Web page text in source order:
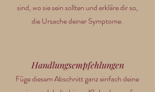
sind, wo sie sein sollten und erkläre dir so,
die Ursache deiner Symptome.
Handlungsempfehlungen
Füge diesem Abschnitt ganz einfach deine